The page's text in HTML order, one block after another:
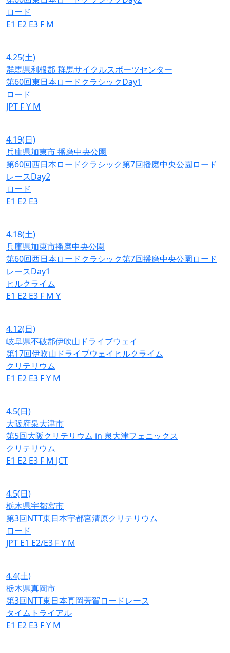
ロード
E1 E2 E3 F M
4.25(土)
群馬県利根郡 群馬サイクルスポーツセンター
第60回東日本ロードクラシックDay1
ロード
JPT FY M
4.19(日)
兵庫県加東市 播磨中央公園
第60回西日本ロードクラシック第7回播磨中央公園ロード
レースDay2
ロード
E1 E2 E3
4.18(土)
兵庫県加東市播磨中央公園
第60回西日本ロードクラシック第7回播磨中央公園ロード
レースDay1
ヒルクライム
E1 E2 E3 F M Y
4.12(日)
岐阜県不破郡伊吹山ドライブウェイ
第17回伊吹山ドライブウェイヒルクライム
クリテリウム
E1 E2 E3 FY M
4.5(日)
大阪府泉大津市
第5回大阪クリテリウム in 泉大津フェニックス
クリテリウム
E1 E2 E3 F M JCT
4.5(日)
栃木県宇都宮市
第3回NTT東日本宇都宮清原クリテリウム
ロード
JPT E1 E2/E3 FY M
4.4(土)
栃木県真岡市
第3回NTT東日本真岡芳賀ロードレース
タイムトライアル
E1 E2 E3 FY M